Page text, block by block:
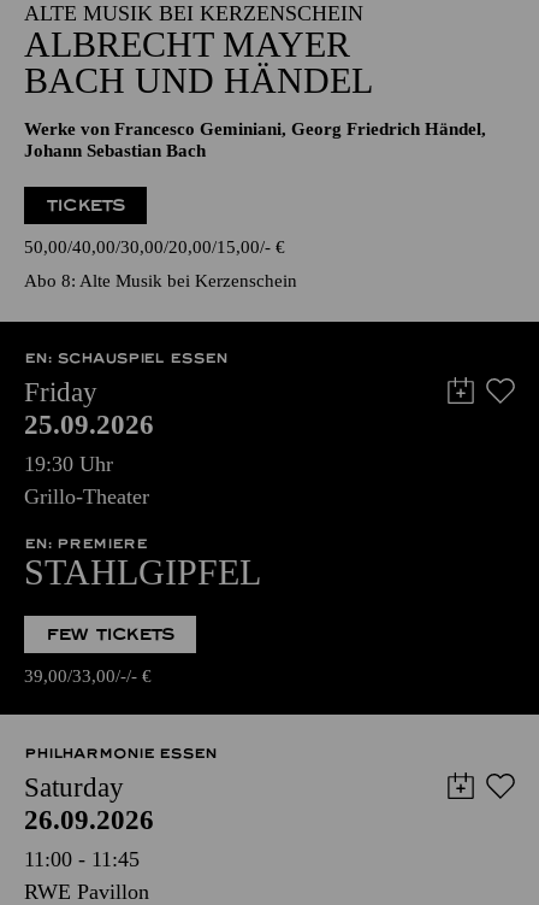
ALTE MUSIK BEI KERZENSCHEIN
ALBRECHT MAYER
BACH UND HÄNDEL
Werke von Francesco Geminiani, Georg Friedrich Händel,
Johann Sebastian Bach
TICKETS
50,00 40,00 30,00 20,00 15,00 - €
Abo 8: Alte Musik bei Kerzenschein
EN: SCHAUSPIEL ESSEN
Friday
25.09.2026
19:30 Uhr
Grillo-Theater
EN: PREMIERE
STAHLGIPFEL
FEW TICKETS
39,00 33,00 - - €
PHILHARMONIE ESSEN
Saturday
26.09.2026
11:00 - 11:45
RWE Pavillon